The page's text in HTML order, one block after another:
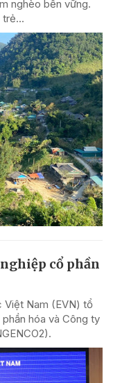
nghèo bền vững.
trẻ...
cổ phần
Việt Nam (EVN) tổ
hóa và Công ty